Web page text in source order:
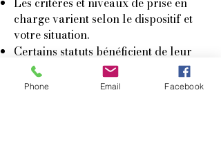
charge varient selon le dispositif et
votre situation.
Certains statuts bénéficient de leur
propre fonds (FAFCEA pour
artisans, AFDAS pour auteurs, etc.).
Phone Email Facebook